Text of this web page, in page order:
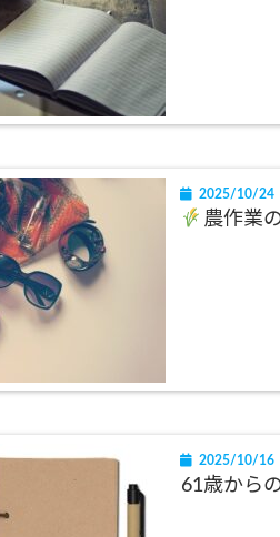
2025/10/24
農作業
2025/10/16
61歳から